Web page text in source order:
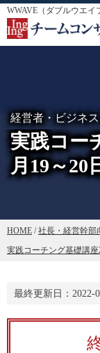
WWAVE（ダブルウエイ
経営者・ビジネ
実践コー
月19～20
HOME /社長・経営幹部
実践コーチング基礎講
最終更新日： 2022-